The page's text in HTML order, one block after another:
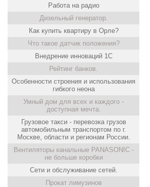
Работа на радио
Дизельный генератор.
Как купить квартиру в Орле?
Что такое датчик положения?
Внедрение инноваций 1С
Рейтинг банков.
Особенности строения и использования
гибкого неона
Умный дом для всех и каждого -
доступная мечта.
Грузовое такси - перевозка грузов
автомобильным транспортом по г.
Москве, области и регионам России.
Вентиляторы канальные PANASONIC -
не больше коробки
Сети и обслуживание сетей.
Прокат лимузинов